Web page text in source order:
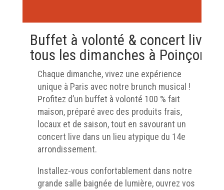
Buffet à volonté & concert live
tous les dimanches à Poinçon
Chaque dimanche, vivez une expérience
unique à Paris avec notre brunch musical !
Profitez d’un buffet à volonté 100 % fait
maison, préparé avec des produits frais,
locaux et de saison, tout en savourant un
concert live dans un lieu atypique du 14e
arrondissement.
Installez-vous confortablement dans notre
grande salle baignée de lumière, ouvrez vos